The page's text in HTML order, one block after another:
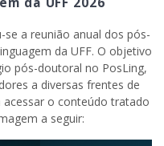
se a reunião anual dos pós-
da UFF. O objetivo
pós-doutoral no PosLing,
a diversas frentes de
acessar o conteúdo tratado
a seguir: